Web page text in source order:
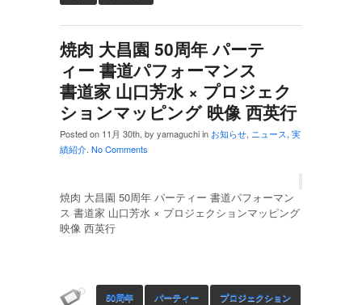
焼肉 大昌園 50周年 パーテ
ィー 書道パフォーマンス
書道家 山口芳水 × プロジェク
ションマッピング 映像 西英行
Posted on 11月 30th, by yamaguchi in お知らせ, ニュース, 実
績紹介. No Comments
焼肉 大昌園 50周年 パーティー 書道パフォーマン
ス 書道家 山口芳水 × プロジェクションマッピング
映像 西英行
50周年 パーティー プロジェクション